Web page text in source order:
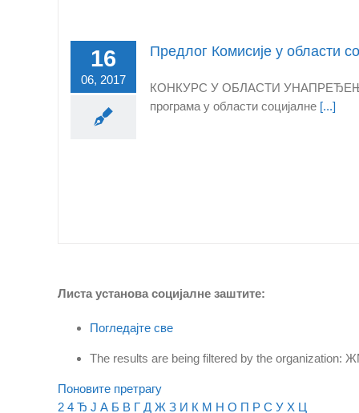
16
06, 2017
Предлог Комисије у области
КОНКУРС У ОБЛАСТИ УНАПРЕЂЕЊА
програма у области социјалне [...]
Листа установа социјалне заштите:
Погледајте све
The results are being filtered by the organization:
Поновите претрагу
2 4 Ђ Ј А Б В Г Д Ж З И К М Н О П Р С У Х Ц